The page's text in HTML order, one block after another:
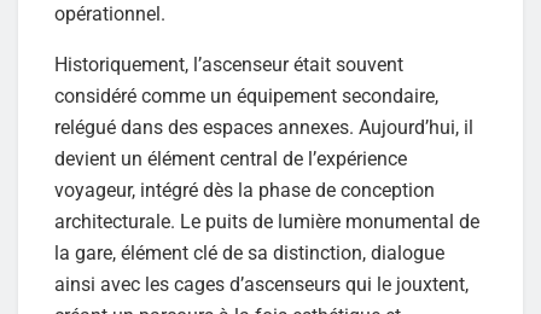
opérationnel.
Historiquement, l’ascenseur était souvent
considéré comme un équipement secondaire,
relégué dans des espaces annexes. Aujourd’hui, il
devient un élément central de l’expérience
voyageur, intégré dès la phase de conception
architecturale. Le puits de lumière monumental de
la gare, élément clé de sa distinction, dialogue
ainsi avec les cages d’ascenseurs qui le jouxtent,